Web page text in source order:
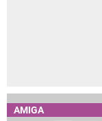
AMIGA